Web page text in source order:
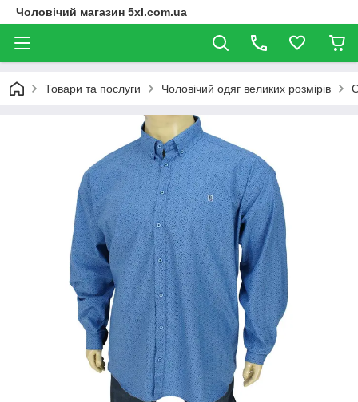
Чоловічий магазин 5xl.com.ua
Товари та послуги Чоловічий одяг великих розмірів